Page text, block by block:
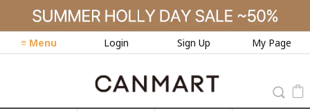
≡ Menu Login Sign Up My Page